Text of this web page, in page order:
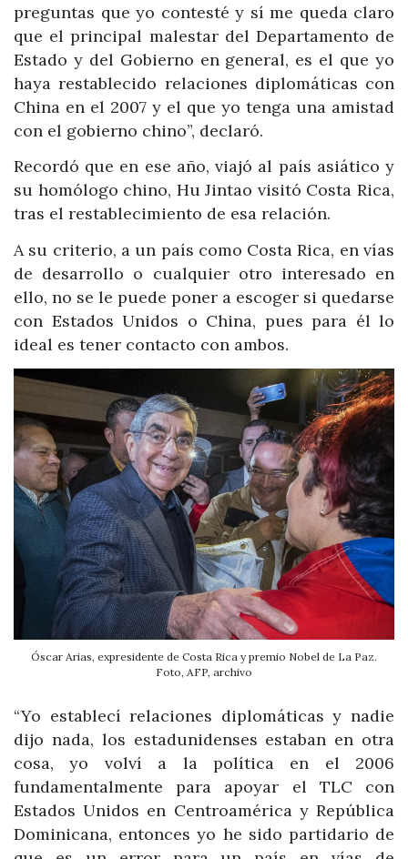
preguntas que yo contesté y sí me queda claro
que el principal malestar del Departamento de
Estado y del Gobierno en general, es el que yo
haya restablecido relaciones diplomáticas con
China en el 2007 y el que yo tenga una amistad
con el gobierno chino”, declaró.
Recordó que en ese año, viajó al país asiático y
su homólogo chino, Hu Jintao visitó Costa Rica,
tras el restablecimiento de esa relación.
A su criterio, a un país como Costa Rica, en vías
de desarrollo o cualquier otro interesado en
ello, no se le puede poner a escoger si quedarse
con Estados Unidos o China, pues para él lo
ideal es tener contacto con ambos.
Óscar Arias, expresidente de Costa Rica y premio Nobel de La Paz.
Foto, AFP, archivo
“Yo establecí relaciones diplomáticas y nadie
dijo nada, los estadunidenses estaban en otra
cosa, yo volví a la política en el 2006
fundamentalmente para apoyar el TLC con
Estados Unidos en Centroamérica y República
Dominicana, entonces yo he sido partidario de